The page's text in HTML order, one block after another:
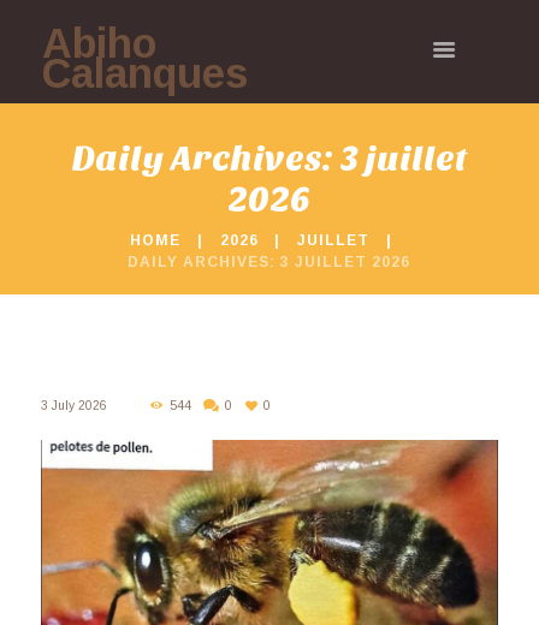
Abiho
Calanques
Daily Archives: 3 juillet
2026
HOME 2026
JUILLET
DAILY ARCHIVES: 3 JUILLET 2026
3 July 2026 544 0 0